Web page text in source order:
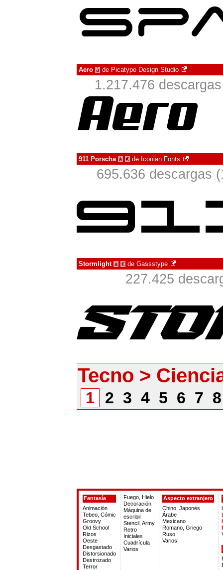
Aero à de Picatype Design Studio
1.217.476
911 Porscha à € de Iconian Fonts
695.636 descargas
Stormlight à € de Gassstype
227.425
Tecno >
1 2 3 4 5 6 7
Fantasía
Animación
Tebeo, Cómic
Groovy
Old School
Rizos
Oeste
Desgastado
Distorsionado
Destrozado
Terror
Fuego, Hielo
Decoración
Máquina de
escribir
Stencil, Army
Retro
Iniciales
Cuadrícula
Varios
Aspecto extranjero
Chino, Japonés
Árabe
Mexicano
Romano, Griego
Ruso
Varios